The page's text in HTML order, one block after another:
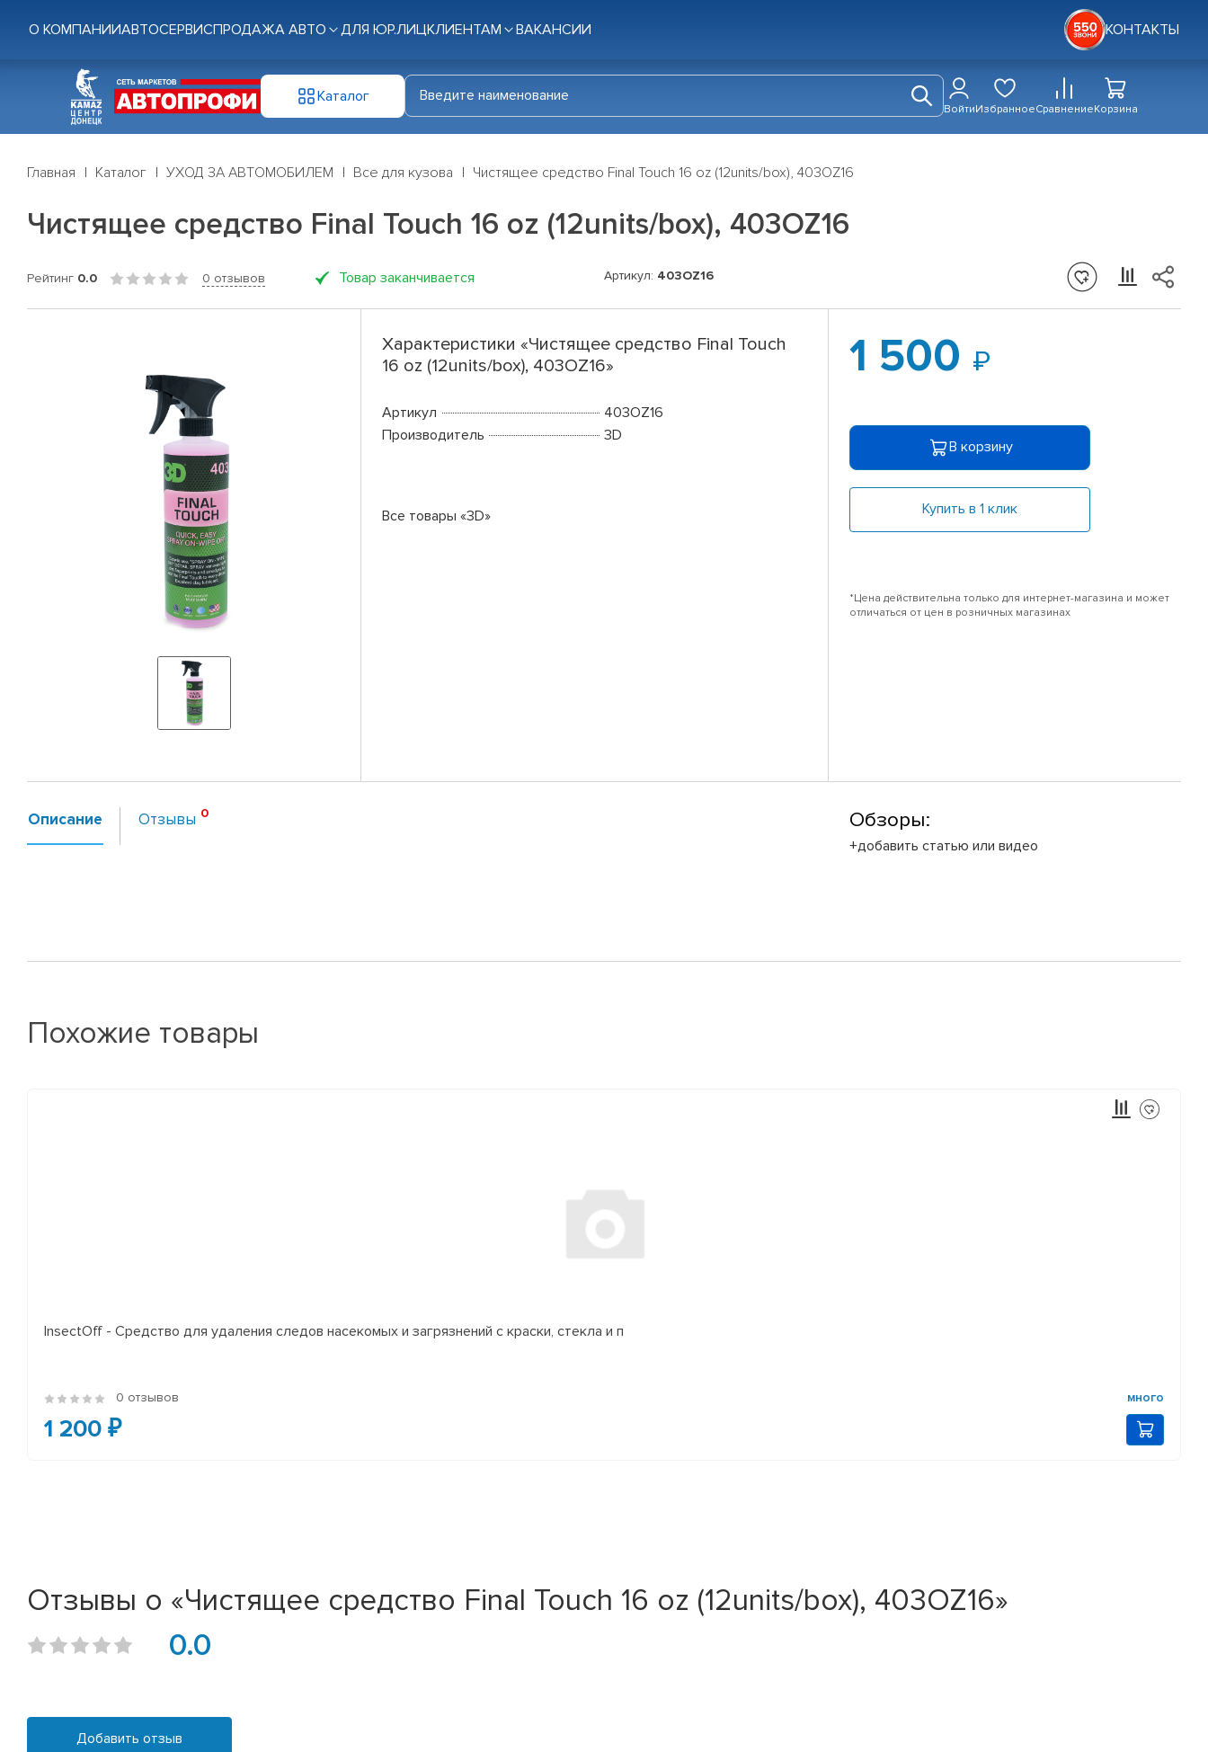
О КОМПАНИИАВТОСЕРВИСПРОДАЖА АВТО ДЛЯ ЮР.ЛИЦКЛИЕНТАМ ВАКАНСИИ КОНТАКТЫ
Каталог
ВойтиИзбранноеСравнениеКорзина
Главная Каталог УХОД ЗА АВТОМОБИЛЕМ Все для кузова Чистящее средство Final Touch 16 oz (12units/box), 403OZ16
Чистящее средство Final Touch 16 oz (12units/box), 403OZ16
Рейтинг 0.0 0 отзывов Товар заканчивается Артикул: 403OZ16
Характеристики «Чистящее средство Final Touch
16 oz (12units/box), 403OZ16»
Артикул
403OZ16
Производитель
3D
Все товары «3D»
1 500
В корзину
Купить в 1 клик
*Цена действительна только для интернет-магазина и может
отличаться от цен в розничных магазинах
Описание Отзывы Обзоры:
+добавить статью или видео
Похожие товары
InsectOff - Средство для удаления следов насекомых и загрязнений с краски, стекла и п
0 отзывов много
1 200 ₽
Отзывы о «Чистящее средство Final Touch 16 oz (12units/box), 403OZ16»
0.0
Добавить отзыв